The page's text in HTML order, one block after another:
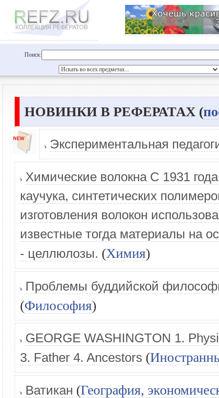
Поиск:
НОВИНКИ В РЕФЕРАТАХ (
Экспериментальная
Химические волокна С 1931
каучука, синтетических
изготовления волокон
известные тогда материалы на
- целлюлозы. (Химия)
Проблемы буддийской
(Философия)
GEORGE WASHINGTON 1.
3. Father 4. Ancestors (
Ватикан (География,